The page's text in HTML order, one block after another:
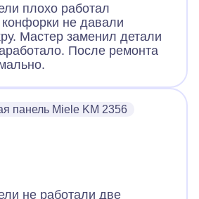
плохо работал
конфорки не давали
Мастер заменил детали
После ремонта
панель Miele KM 2356
не работали две